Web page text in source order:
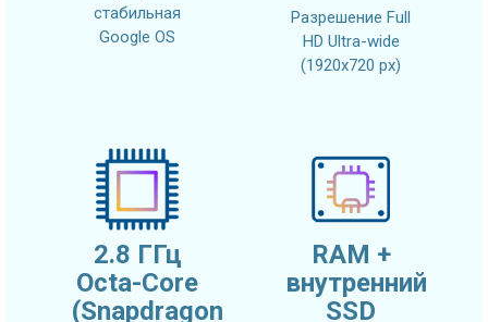
стабильная
Google OS
Разрешение Full
HD Ultra-wide
(1920x720 px)
2.8 ГГц
Octa-Core
(Snapdragon
RAM +
внутренний
SSD